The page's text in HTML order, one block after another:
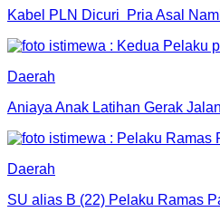
Kabel PLN Dicuri Pria Asal
Daerah
Aniaya Anak Latihan Gerak
Daerah
SU alias B (22) Pelaku Ramas